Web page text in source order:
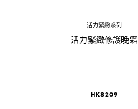
活力緊緻系列
活力緊緻修護晚霜
HK$209